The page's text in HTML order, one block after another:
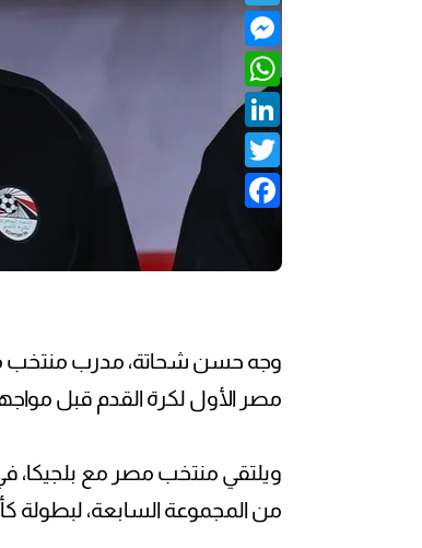
Messenger
WhatsApp
LinkedIn
Twitter
Facebook
وجه حسن شحاتة، مدرب منتخب
مصر الأول لكرة القدم قبل
ويلتقي منتخب مصر مع بلجيكا، في
من المجموعة السابعة، لبطولة كأس